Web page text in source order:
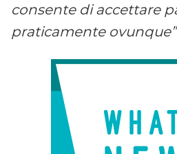
consente di accettare
praticamente